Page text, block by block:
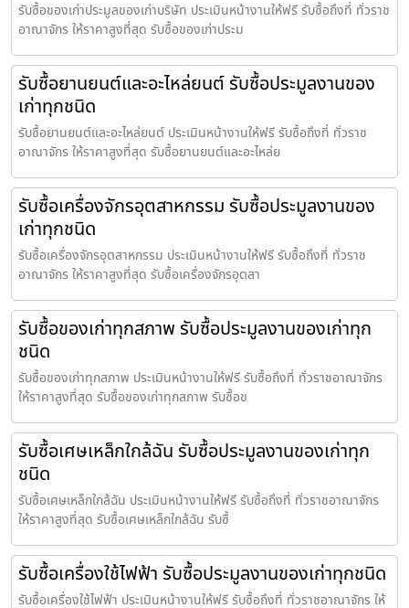
รับซื้อของเก่าประมูลของเก่าบริษัท ประเมินหน้างานให้ฟรี รับซื้อถึงที่ ทั่วราช
อาณาจักร ให้ราคาสูงที่สุด รับซื้อของเก่าประม
รับซื้อยานยนต์และอะไหล่ยนต์ รับซื้อประมูลงานของ
เก่าทุกชนิด
รับซื้อยานยนต์และอะไหล่ยนต์ ประเมินหน้างานให้ฟรี รับซื้อถึงที่ ทั่วราช
อาณาจักร ให้ราคาสูงที่สุด รับซื้อยานยนต์และอะไหล่ย
รับซื้อเครื่องจักรอุตสาหกรรม รับซื้อประมูลงานของ
เก่าทุกชนิด
รับซื้อเครื่องจักรอุตสาหกรรม ประเมินหน้างานให้ฟรี รับซื้อถึงที่ ทั่วราช
อาณาจักร ให้ราคาสูงที่สุด รับซื้อเครื่องจักรอุตสา
รับซื้อของเก่าทุกสภาพ รับซื้อประมูลงานของเก่าทุก
ชนิด
รับซื้อของเก่าทุกสภาพ ประเมินหน้างานให้ฟรี รับซื้อถึงที่ ทั่วราชอาณาจักร
ให้ราคาสูงที่สุด รับซื้อของเก่าทุกสภาพ รับซื้อข
รับซื้อเศษเหล็กใกล้ฉัน รับซื้อประมูลงานของเก่าทุก
ชนิด
รับซื้อเศษเหล็กใกล้ฉัน ประเมินหน้างานให้ฟรี รับซื้อถึงที่ ทั่วราชอาณาจักร
ให้ราคาสูงที่สุด รับซื้อเศษเหล็กใกล้ฉัน รับซื้
รับซื้อเครื่องใช้ไฟฟ้า รับซื้อประมูลงานของเก่าทุกชนิด
รับซื้อเครื่องใช้ไฟฟ้า ประเมินหน้างานให้ฟรี รับซื้อถึงที่ ทั่วราชอาณาจักร ให้